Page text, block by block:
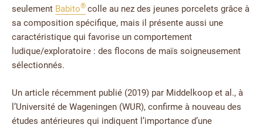
seulement Babito® colle au nez des jeunes porcelets grâce à
sa composition spécifique, mais il présente aussi une
caractéristique qui favorise un comportement
ludique/exploratoire : des flocons de maïs soigneusement
sélectionnés.
Un article récemment publié (2019) par Middelkoop et al., à
l’Université de Wageningen (WUR), confirme à nouveau des
études antérieures qui indiquent l’importance d’une